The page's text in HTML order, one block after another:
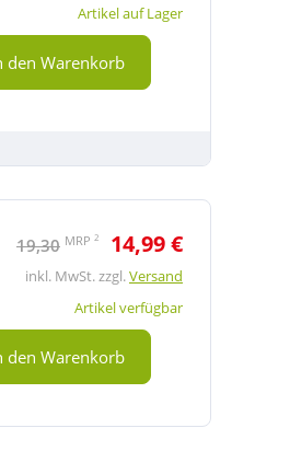
Artikel auf Lager
den Warenkorb
19,30 MRP 2 14,99 €
inkl. MwSt. zzgl.Versand
Artikel verfügbar
den Warenkorb